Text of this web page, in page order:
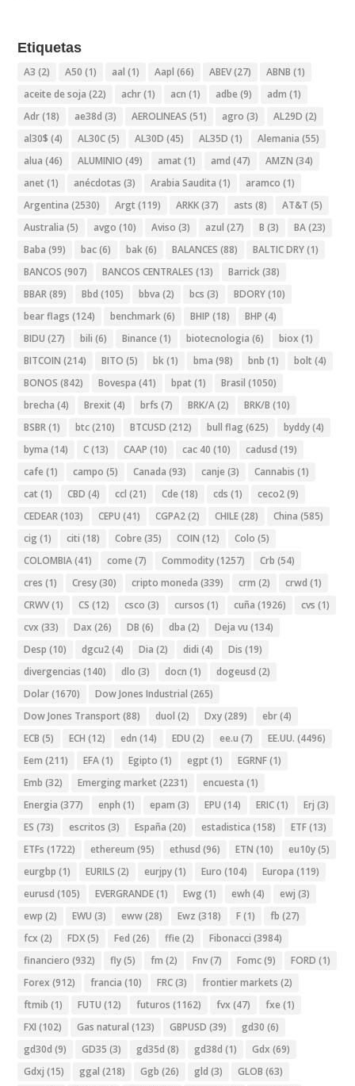
Etiquetas
A3 (2) A50 (1) aal (1) Aapl (66) ABEV(27) ABNB (1)
aceite de soja (22) achr(1) acn (1) adbe (9) adm (1)
Adr(18) ae38d (3) AEROLINEAS (51) agro (3) AL29D (2)
al30$ (4) AL30C(5) AL30D (45) AL35D (1) Alemania (55)
alua (46) ALUMINIO (49) amat (1) amd (47) AMZN (34)
anet (1) anécdotas (3) Arabia Saudita (1) aramco (1)
Argentina (2530) Argt (119) ARKK(37) asts (8) AT&T (5)
Australia (5) avgo (10) Aviso (3) azul (27) B (3) BA(23)
Baba (99) bac(6) bak(6) BALANCES (88) BALTIC DRY(1)
BANCOS (907) BANCOS CENTRALES (13) Barrick(38)
BBAR(89) Bbd (105) bbva (2) bcs (3) BDORY(10)
bear flags (124) benchmark(6) BHIP (18) BHP (4)
BIDU (27) bili (6) Binance (1) biotecnologia (6) biox (1)
BITCOIN (214) BITO (5) bk(1) bma (98) bnb (1) bolt (4)
BONOS (842) Bovespa (41) bpat (1) Brasil (1050)
brecha (4) Brexit (4) brfs (7) BRK/A(2) BRK/B (10)
BSBR(1) btc(210) BTCUSD (212) bull flag (625) byddy(4)
byma (14) C(13) CAAP (10) cac 40 (10) cadusd (19)
cafe (1) campo (5) Canada (93) canje (3) Cannabis (1)
cat (1) CBD (4) ccl (21) Cde (18) cds (1) ceco2(9)
CEDEAR(103) CEPU (41) CGPA2(2) CHILE(28) China (585)
cig (1) citi (18) Cobre (35) COIN (12) Colo (5)
COLOMBIA(41) come (7) Commodity(1257) Crb (54)
cres (1) Cresy(30) cripto moneda (339) crm (2) crwd (1)
CRWV(1) CS (12) csco (3) cursos (1) cuña (1926) cvs (1)
cvx (33) Dax (26) DB (6) dba (2) Deja vu (134)
Desp (10) dgcu2(4) Dia (2) didi (4) Dis (19)
divergencias (140) dlo (3) docn (1) dogeusd (2)
Dolar(1670) Dow Jones Industrial (265)
Dow Jones Transport (88) duol (2) Dxy(289) ebr(4)
ECB (5) ECH (12) edn (14) EDU (2) ee.u (7) EE.UU. (4496)
Eem (211) EFA(1) Egipto (1) egpt (1) EGRNF(1)
Emb (32) Emerging market (2231) encuesta (1)
Energia (377) enph (1) epam (3) EPU (14) ERIC(1) Erj (3)
ES (73) escritos (3) España (20) estadistica (158) ETF(13)
ETFs (1722) ethereum (95) ethusd (96) ETN (10) eu10y(5)
eurgbp (1) EURILS (2) eurjpy(1) Euro (104) Europa (119)
eurusd (105) EVERGRANDE(1) Ewg (1) ewh (4) ewj (3)
ewp (2) EWU (3) eww(28) Ewz (318) F(1) fb (27)
fcx (2) FDX(5) Fed (26) ffie (2) Fibonacci (3984)
financiero (932) fly(5) fm (2) Fnv(7) Fomc(9) FORD (1)
Forex (912) francia (10) FRC(3) frontier markets (2)
ftmib (1) FUTU (12) futuros (1162) fvx (47) fxe (1)
FXI (102) Gas natural (123) GBPUSD (39) gd30 (6)
gd30d (9) GD35 (3) gd35d (8) gd38d (1) Gdx (69)
Gdxj (15) ggal (218) Ggb (26) gld (3) GLOB (63)